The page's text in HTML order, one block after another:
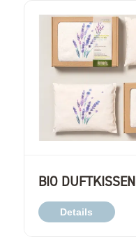
BIO DUFTKISSEN
Details